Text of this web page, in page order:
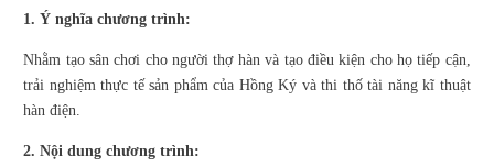
1. Ý nghĩa chương trình:
Nhằm tạo sân chơi cho người thợ hàn và tạo điều kiện cho họ tiếp cận,
trải nghiệm thực tế sản phẩm của Hồng Ký và thi thố tài năng kĩ thuật
hàn điện.
2. Nội dung chương trình: